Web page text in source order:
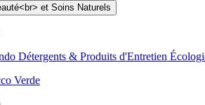
Détergents & Produits d'Entretien